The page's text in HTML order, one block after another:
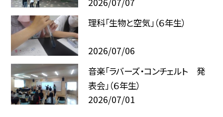
理科「生物と空気」（６年生）
2026/07/06
音楽「ラバーズ・コンチェルト 発
表会」（６年生）
2026/07/01